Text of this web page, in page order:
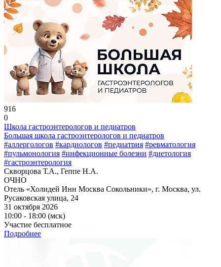
916
0
Школа гастроэнтерологов и педиатров
Большая школа гастроэнтерологов и педиатров
#аллергологов #кардиологов #педиатрия #ревматология
#пульмонология #инфекционные болезни #диетология
#гастроэнтерология
Скворцова Т.А., Геппе Н.А.
ОЧНО
Отель «Холидей Инн Москва Сокольники», г. Москва, ул.
Русаковская улица, 24
31 октября 2026
10:00 - 18:00 (мск)
Участие бесплатное
Подробнее